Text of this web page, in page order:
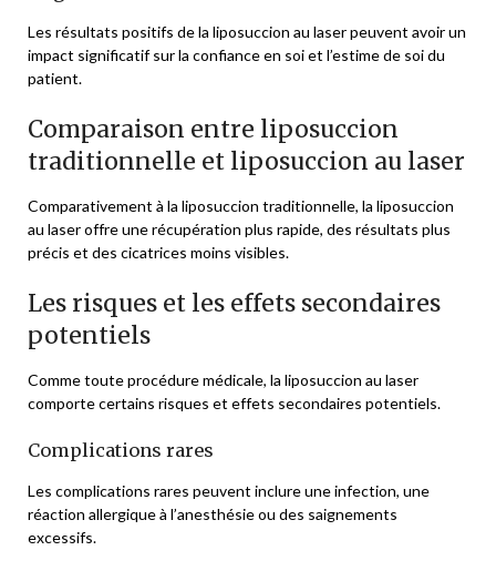
Les résultats positifs de la liposuccion au laser peuvent avoir un
impact significatif sur la confiance en soi et l’estime de soi du
patient.
Comparaison entre liposuccion
traditionnelle et liposuccion au laser
Comparativement à la liposuccion traditionnelle, la liposuccion
au laser offre une récupération plus rapide, des résultats plus
précis et des cicatrices moins visibles.
Les risques et les effets secondaires
potentiels
Comme toute procédure médicale, la liposuccion au laser
comporte certains risques et effets secondaires potentiels.
Complications rares
Les complications rares peuvent inclure une infection, une
réaction allergique à l’anesthésie ou des saignements
excessifs.